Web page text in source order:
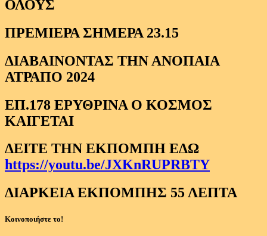
ΟΛΟΥΣ
ΠΡΕΜΙΕΡΑ ΣΗΜΕΡΑ 23.15
ΔΙΑΒΑΙΝΟΝΤΑΣ ΤΗΝ ΑΝΟΠΑΙΑ
ΑΤΡΑΠΟ 2024
ΕΠ.178 ΕΡΥΘΡΙΝΑ Ο ΚΟΣΜΟΣ
ΚΑΙΓΕΤΑΙ
ΔΕΙΤΕ ΤΗΝ ΕΚΠΟΜΠΗ ΕΔΩ
https://youtu.be/JXKnRUPRBTY
ΔΙΑΡΚΕΙΑ ΕΚΠΟΜΠΗΣ 55 ΛΕΠΤΑ
Κοινοποιήστε το!